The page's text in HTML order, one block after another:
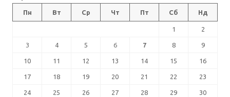
Пн Вт Ср Чт Пт Сб Нд
1 2
3 4 5 6 7 8 9
10 11 12 13 14 15 16
17 18 19 20 21 22 23
24 25 26 27 28 29 30